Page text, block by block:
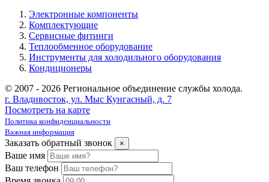
Электронные компоненты
Комплектующие
Сервисные фитинги
Теплообменное оборудование
Инструменты для холодильного оборудования
Кондиционеры
© 2007 - 2026 Региональное объединение службы холода.
г. Владивосток, ул. Мыс Кунгасный, д. 7
Посмотреть на карте
Политика конфиденциальности
Важная информация
Заказать обратный звонок ×
Ваше имя
Ваш телефон